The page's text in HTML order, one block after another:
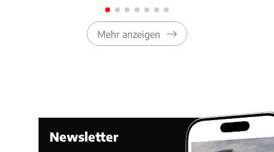
Mehr anzeigen
Newsletter